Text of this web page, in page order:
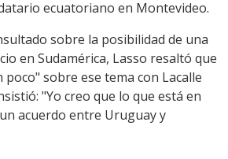
ecuatoriano en Montevideo.
sobre la posibilidad de una
en Sudamérica, Lasso resaltó que
sobre ese tema con Lacalle
"Yo creo que lo que está en
acuerdo entre Uruguay y